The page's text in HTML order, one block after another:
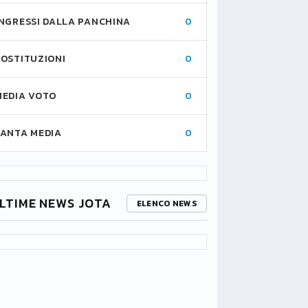
DALLA PANCHINA 0
0
VOTO 0
MEDIA 0
NEWS JOTA ELENCO NEWS